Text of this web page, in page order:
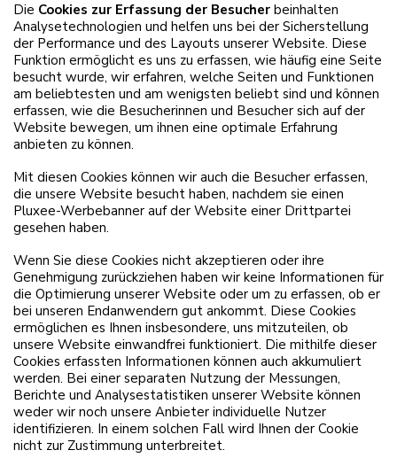
Die Cookies zur Erfassung der Besucher beinhalten
Analysetechnologien und helfen uns bei der Sicherstellung
der Performance und des Layouts unserer Website. Diese
Funktion ermöglicht es uns zu erfassen, wie häufig eine Seite
besucht wurde, wir erfahren, welche Seiten und Funktionen
am beliebtesten und am wenigsten beliebt sind und können
erfassen, wie die Besucherinnen und Besucher sich auf der
Website bewegen, um ihnen eine optimale Erfahrung
anbieten zu können.
Mit diesen Cookies können wir auch die Besucher erfassen,
die unsere Website besucht haben, nachdem sie einen
Pluxee-Werbebanner auf der Website einer Drittpartei
gesehen haben.
Wenn Sie diese Cookies nicht akzeptieren oder ihre
Genehmigung zurückziehen haben wir keine Informationen für
die Optimierung unserer Website oder um zu erfassen, ob er
bei unseren Endanwendern gut ankommt. Diese Cookies
ermöglichen es Ihnen insbesondere, uns mitzuteilen, ob
unsere Website einwandfrei funktioniert. Die mithilfe dieser
Cookies erfassten Informationen können auch akkumuliert
werden. Bei einer separaten Nutzung der Messungen,
Berichte und Analysestatistiken unserer Website können
weder wir noch unsere Anbieter individuelle Nutzer
identifizieren. In einem solchen Fall wird Ihnen der Cookie
nicht zur Zustimmung unterbreitet.